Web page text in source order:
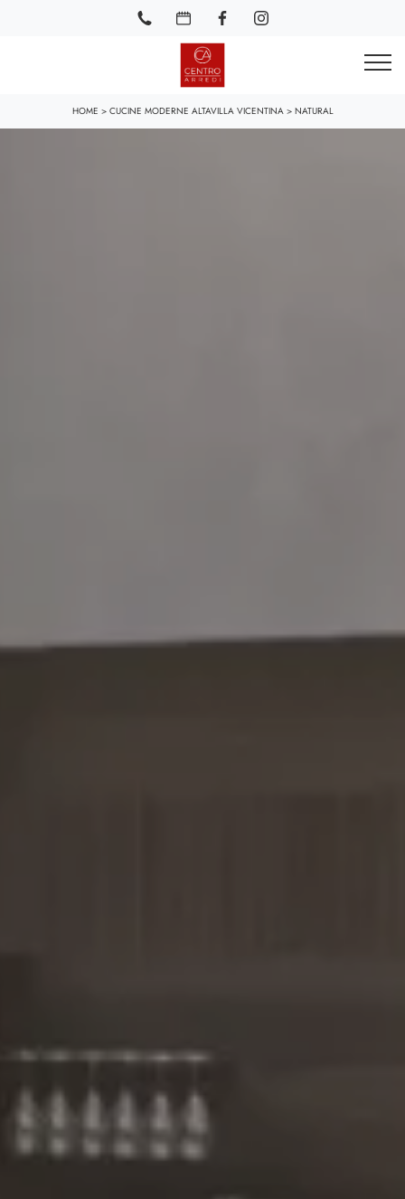
HOME > CUCINE MODERNE ALTAVILLA VICENTINA > NATURAL